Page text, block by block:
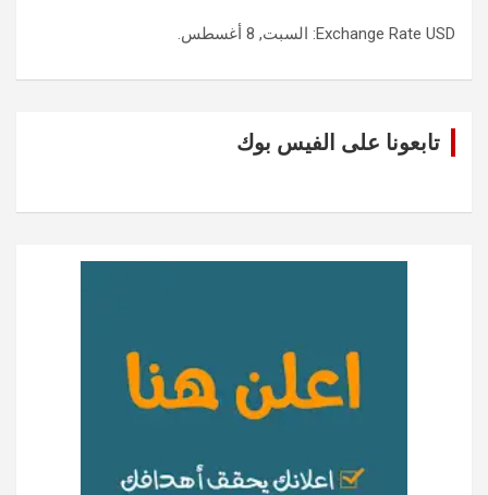
Exchange Rate USD : السبت, 8 أغسطس.
تابعونا على الفيس بوك